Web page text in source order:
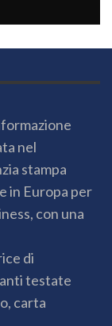
nel
stampa
in Europa per
con una
di
testate
carta